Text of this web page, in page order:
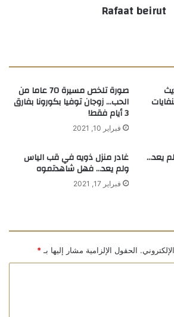
Rafaat beirut
صورة تلخص مسيرة 70 عاما من
الحب… زوجان توفيا بكورونا بفارق
3 أيام فقط!
فبراير 10, 2021
يعد… غادر منزل ذويه في قب الياس
ولم يعد… فهل شاهدتموه
فبراير 17, 2021
الحقول الإلزامية مشار إليها بـ *